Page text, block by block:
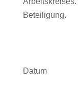
Beteiligung.
Datum